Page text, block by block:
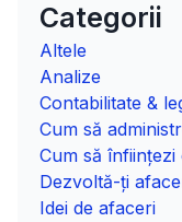
Categorii
Altele
Analize
Contabilitate &
Cum să
Cum să înființezi
Dezvoltă-ți
Idei de afaceri